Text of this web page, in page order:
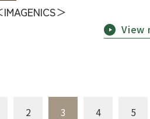
＞
View
2 3 4 5